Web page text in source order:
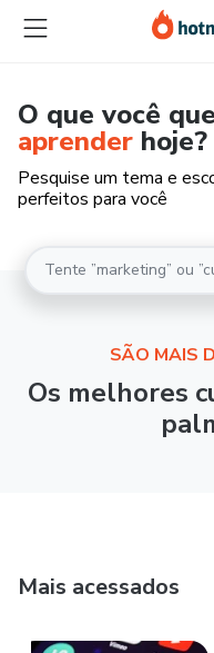
O que você
aprender hoje?
Pesquise um tema e
perfeitos para você
SÃO MAIS
Os melhores
Mais acessados